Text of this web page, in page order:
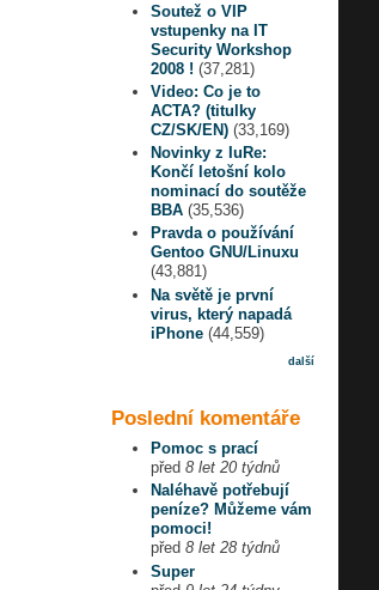
Soutež o VIP
vstupenky na IT
Security Workshop
2008 ! (37,281)
Video: Co je to
ACTA? (titulky
CZ/SK/EN) (33,169)
Novinky z IuRe:
Končí letošní kolo
nominací do soutěže
BBA (35,536)
Pravda o používání
Gentoo GNU/Linuxu
(43,881)
Na světě je první
virus, který napadá
iPhone (44,559)
další
Poslední komentáře
Pomoc s prací
před 8 let 20 týdnů
Naléhavě potřebují
peníze? Můžeme vám
pomoci!
před 8 let 28 týdnů
Super